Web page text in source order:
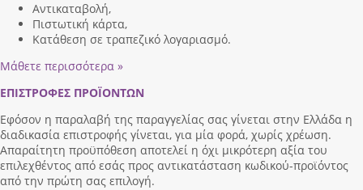
Αντικαταβολή,
Πιστωτική κάρτα,
Κατάθεση σε τραπεζικό λογαριασμό.
Μάθετε περισσότερα »
ΕΠΙΣΤΡΟΦΕΣ ΠΡΟΪΟΝΤΩΝ
Εφόσον η παραλαβή της παραγγελίας σας γίνεται στην Ελλάδα η
διαδικασία επιστροφής γίνεται, για μία φορά, χωρίς χρέωση.
Απαραίτητη προϋπόθεση αποτελεί η όχι μικρότερη αξία του
επιλεχθέντος από εσάς προς αντικατάσταση κωδικού-προϊόντος
από την πρώτη σας επιλογή.